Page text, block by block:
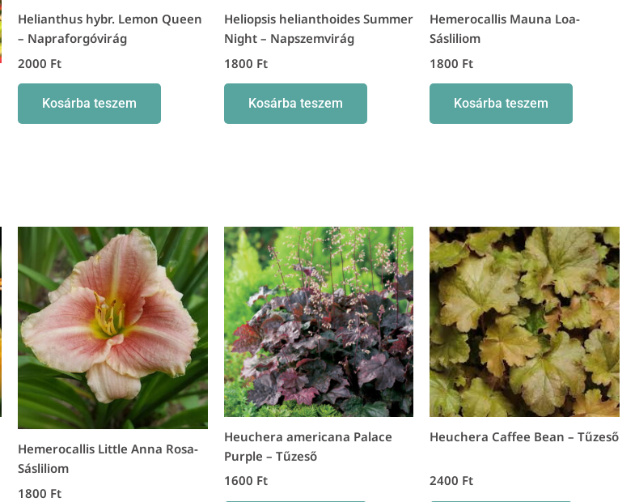
Helianthus hybr. Lemon Queen
– Napraforgóvirág
2000 Ft
Kosárba teszem
Heliopsis helianthoides Summer
Night – Napszemvirág
1800 Ft
Kosárba teszem
Hemerocallis Mauna Loa-
Sásliliom
1800 Ft
Kosárba teszem
Hemerocallis Little Anna Rosa-
Sásliliom
1800 Ft
Heuchera americana Palace
Purple – Tűzeső
1600 Ft
Heuchera Caffee Bean – Tűzeső
2400 Ft